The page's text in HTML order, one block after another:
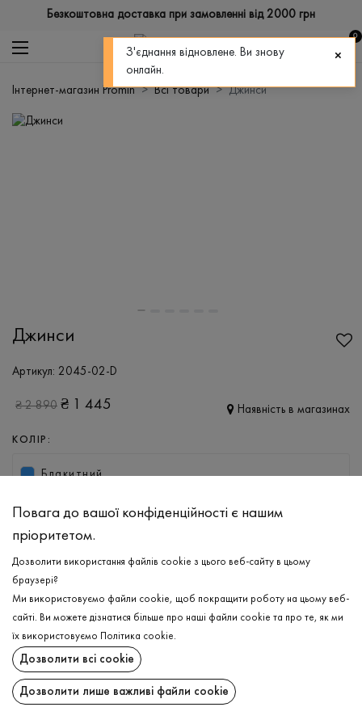
Безкоштовна доставка при замовленні від 2000 грн
0
Інтернет-магазин Promin Всі товари Джинси
Джинси
Артикул: 2045-02-D
₴2 890 ₴ 1 445 Наявність в магазинах
КОЛІР:
Блакитний
РОЗМІР
38 40
ДОДАТИ ДО КОШИКА
ОБЕРІТЬ РОЗМІР
Джинси
ДОДАТИ ДО КОШИКА
ОПИС
Повага до вашої конфіденційності є нашим
пріоритетом.
Дозволити використання файлів cookie з цього веб-сайту в цьому
браузері?
Ми використовуємо файли cookie, щоб покращити роботу на цьому веб-
сайті. Ви можете дізнатися більше про наші файли cookie та про те, як ми
їх використовуємо
Політика cookie.
Дозволити всі cookie
Дозволити лише важливі файли cookie
З'єднання відновлене. Ви знову
онлайн.